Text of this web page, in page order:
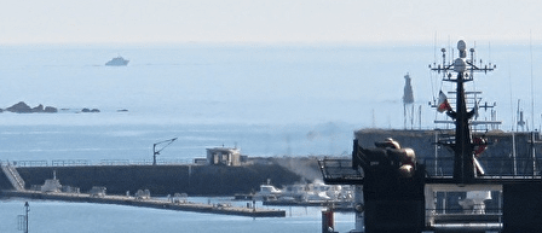
Exporter toutes les colonnes
Exporter uniquement les colonnes affichées
Menu
>